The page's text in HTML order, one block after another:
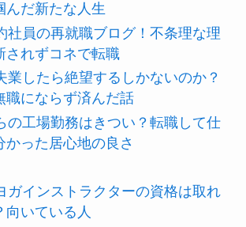
んだ新たな人生
社員の再就職ブログ！不条理な理
されずコネで転職
業したら絶望するしかないのか？
職にならず済んだ話
の工場勤務はきつい？転職して仕
かった居心地の良さ
ガインストラクターの資格は取れ
向いている人